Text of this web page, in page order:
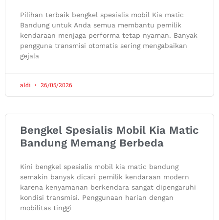
Pilihan terbaik bengkel spesialis mobil Kia matic
Bandung untuk Anda semua membantu pemilik
kendaraan menjaga performa tetap nyaman. Banyak
pengguna transmisi otomatis sering mengabaikan
gejala
aldi 26/05/2026
Bengkel Spesialis Mobil Kia Matic
Bandung Memang Berbeda
Kini bengkel spesialis mobil kia matic bandung
semakin banyak dicari pemilik kendaraan modern
karena kenyamanan berkendara sangat dipengaruhi
kondisi transmisi. Penggunaan harian dengan
mobilitas tinggi